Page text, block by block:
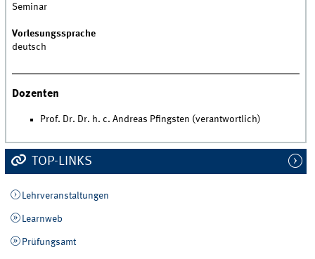
Seminar
Vorlesungssprache
deutsch
Dozenten
Prof. Dr. Dr. h. c. Andreas Pfingsten (verantwortlich)
TOP-LINKS
Lehrveranstaltungen
Learnweb
Prüfungsamt